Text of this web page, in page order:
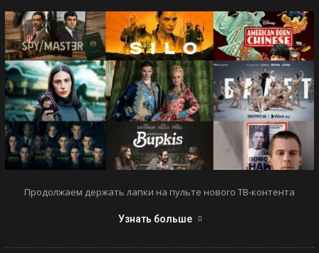
Продолжаем держать лапки на пульте нового ТВ-контента
Узнать больше